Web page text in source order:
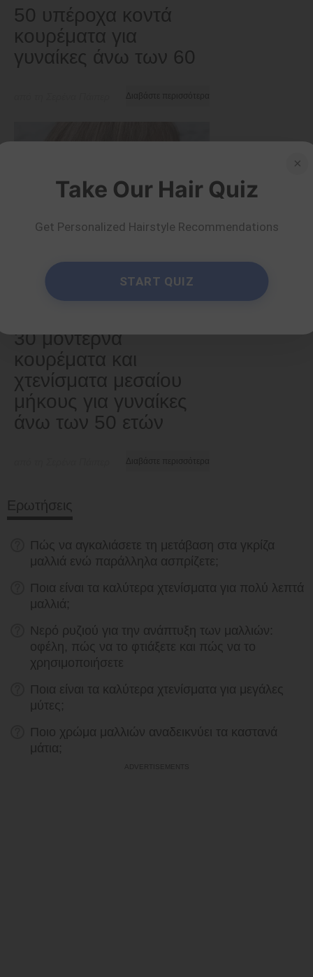
50 υπέροχα κοντά
κουρέματα για
γυναίκες άνω των 60
30 μοντέρνα
κουρέματα και
χτενίσματα μεσαίου
μήκους για γυναίκες
άνω των 50 ετών
Ερωτήσεις
Πώς να αγκαλιάσετε τη μετάβαση στα γκρίζα
μαλλιά ενώ παράλληλα ασπρίζετε;
Ποια είναι τα καλύτερα χτενίσματα για πολύ λεπτά
μαλλιά;
Νερό ρυζιού για την ανάπτυξη των μαλλιών:
οφέλη, πώς να το φτιάξετε και πώς να το
χρησιμοποιήσετε
Ποια είναι τα καλύτερα χτενίσματα για μεγάλες
μύτες;
Ποιο χρώμα μαλλιών αναδεικνύει τα καστανά
μάτια;
×
Take Our Hair Quiz
Get Personalized Hairstyle Recommendations
START QUIZ